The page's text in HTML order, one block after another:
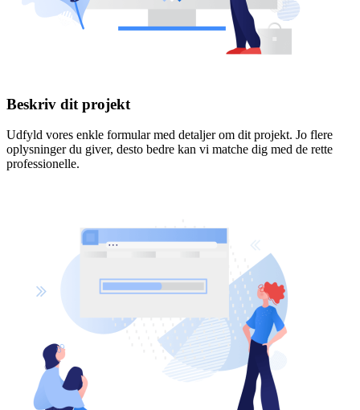
Beskriv dit projekt
Udfyld vores enkle formular med detaljer om dit projekt. Jo flere
oplysninger du giver, desto bedre kan vi matche dig med de rette
professionelle.